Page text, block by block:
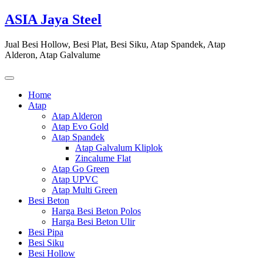
Skip
to
ASIA Jaya Steel
Jual Besi Hollow, Besi Plat, Besi Siku, Atap Spandek, Atap
Alderon, Atap Galvalume
Home
Atap
Atap Alderon
Atap Evo Gold
Atap Spandek
Atap Galvalum Kliplok
Zincalume Flat
Atap Go Green
Atap UPVC
Atap Multi Green
Besi Beton
Harga Besi Beton Polos
Harga Besi Beton Ulir
Besi Pipa
Besi Siku
Besi Hollow